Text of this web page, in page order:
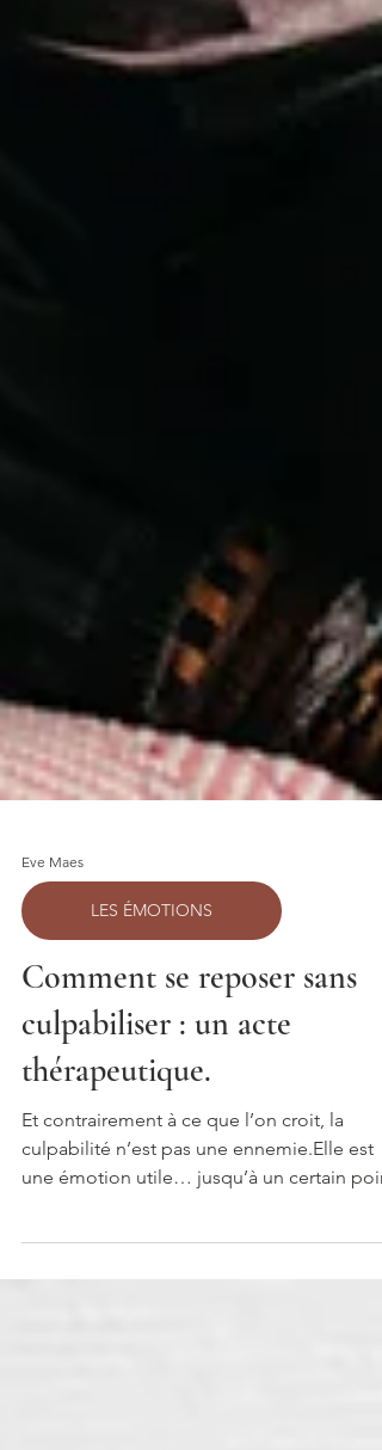
Eve Maes
Comment se reposer sans
culpabiliser : un acte
thérapeutique.
Et contrairement à ce que l’on croit, la
culpabilité n’est pas une ennemie.Elle est